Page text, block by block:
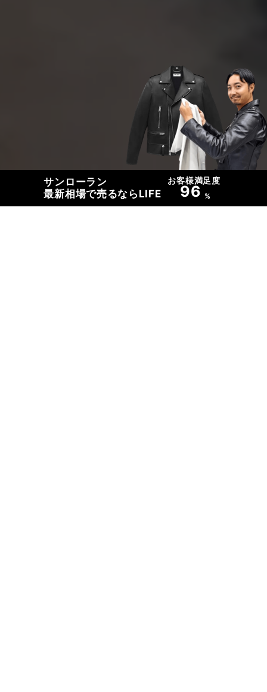
サンローラン
最新相場で売るならLIFE
お客様満足度
96 %